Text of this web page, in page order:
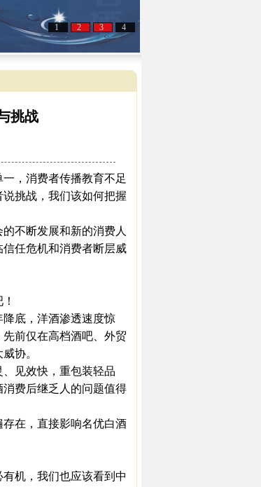
1 2 3 4
挑战
，消费者传播教育不足
挑战，我们该如何把握
不断发展和新的消费人
任危机和消费者断层威
底，洋酒渗透速度惊
前仅在高档酒吧、外贸
协。
见效快，重包装轻品
费后继乏人的问题值得
在，直接影响名优白酒
机，我们也应该看到中